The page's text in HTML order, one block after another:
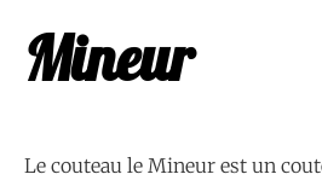
Mineur
Le couteau le Mineur est un